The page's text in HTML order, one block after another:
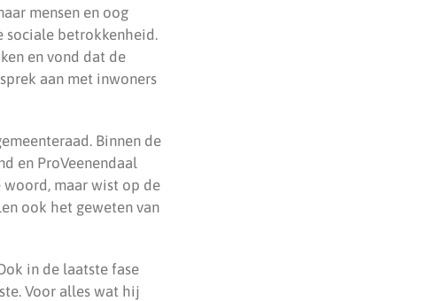
mensen en oog
sociale betrokkenheid.
en vond dat de
aan met inwoners
Binnen de
en ProVeenendaal
maar wist op de
ook het geweten van
in de laatste fase
Voor alles wat hij